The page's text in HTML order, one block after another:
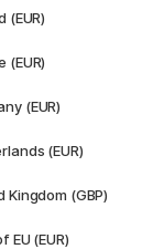
(EUR)
(EUR)
(EUR)
(EUR)
Kingdom (GBP)
EU (EUR)